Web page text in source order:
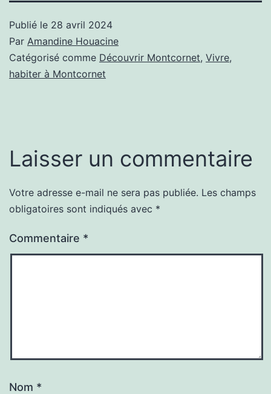
Publié le 28 avril 2024
Par Amandine Houacine
Catégorisé comme Découvrir Montcornet, Vivre,
habiter à Montcornet
Laisser un commentaire
Votre adresse e-mail ne sera pas publiée. Les champs
obligatoires sont indiqués avec *
Commentaire *
Nom *